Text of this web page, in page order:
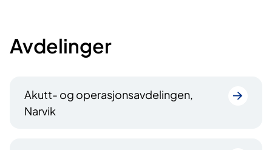
Avdelinger
Akutt- og operasjonsavdelingen,
Narvik